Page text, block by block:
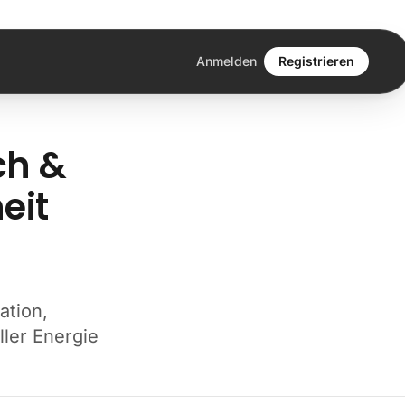
Anmelden Registrieren
&
Energie